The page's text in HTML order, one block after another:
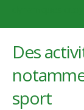
Des
sport